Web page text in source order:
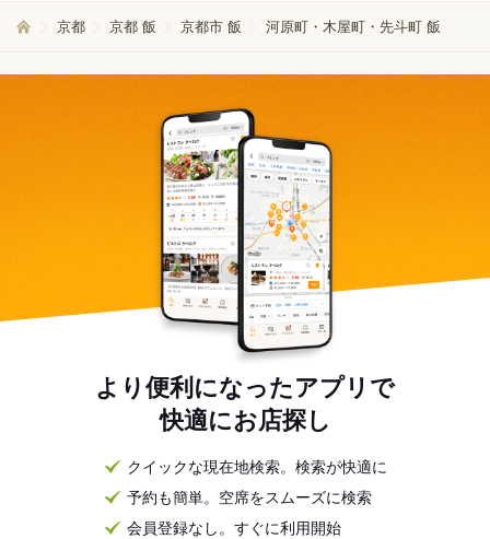
京都 京都 飯 京都市 飯 河原町・木屋町・先斗町 飯
より便利になったアプリで
快適にお店探し
クイックな現在地検索。検索が快適に
予約も簡単。空席をスムーズに検索
会員登録なし。すぐに利用開始